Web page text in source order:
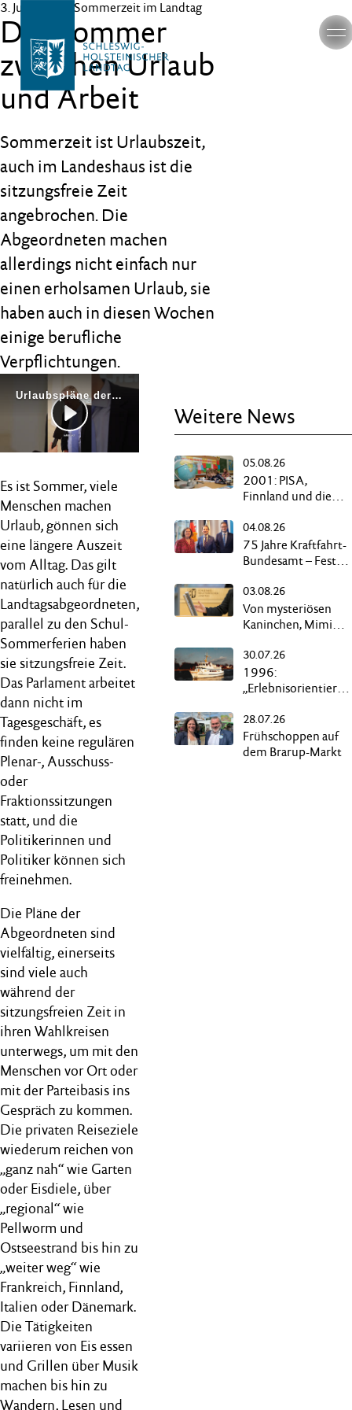
3. Juli 2026 – Sommerzeit im Landtag
Der Sommer
zwischen Urlaub
und Arbeit
Sommerzeit ist Urlaubszeit,
auch im Landeshaus ist die
sitzungsfreie Zeit
angebrochen. Die
Abgeordneten machen
allerdings nicht einfach nur
einen erholsamen Urlaub, sie
haben auch in diesen Wochen
einige berufliche
Verpflichtungen.
Es ist Sommer, viele
Menschen machen
Urlaub, gönnen sich
eine längere Auszeit
vom Alltag. Das gilt
natürlich auch für die
Landtagsabgeordneten,
parallel zu den Schul-
Sommerferien haben
sie sitzungsfreie Zeit.
Das Parlament arbeitet
dann nicht im
Tagesgeschäft, es
finden keine regulären
Plenar-, Ausschuss-
oder
Fraktionssitzungen
statt, und die
Politikerinnen und
Politiker können sich
freinehmen.
Die Pläne der
Abgeordneten sind
vielfältig, einerseits
sind viele auch
während der
sitzungsfreien Zeit in
ihren Wahlkreisen
unterwegs, um mit den
Menschen vor Ort oder
mit der Parteibasis ins
Gespräch zu kommen.
Die privaten Reiseziele
wiederum reichen von
„ganz nah“ wie Garten
oder Eisdiele, über
„regional“ wie
Pellworm und
Ostseestrand bis hin zu
„weiter weg“ wie
Frankreich, Finnland,
Italien oder Dänemark.
Die Tätigkeiten
variieren von Eis essen
und Grillen über Musik
machen bis hin zu
Wandern, Lesen und
Weitere News
05.08.26
2001: PISA,
Finnland und die
Deppendorf“
04.08.26
75 Jahre Kraftfahrt-
Bundesamt –
03.08.26
Von mysteriösen
Kaninchen, Mimimi
Kassen
30.07.26
1996:
Butterdampfern
28.07.26
Frühschoppen auf
dem Brarup-Markt